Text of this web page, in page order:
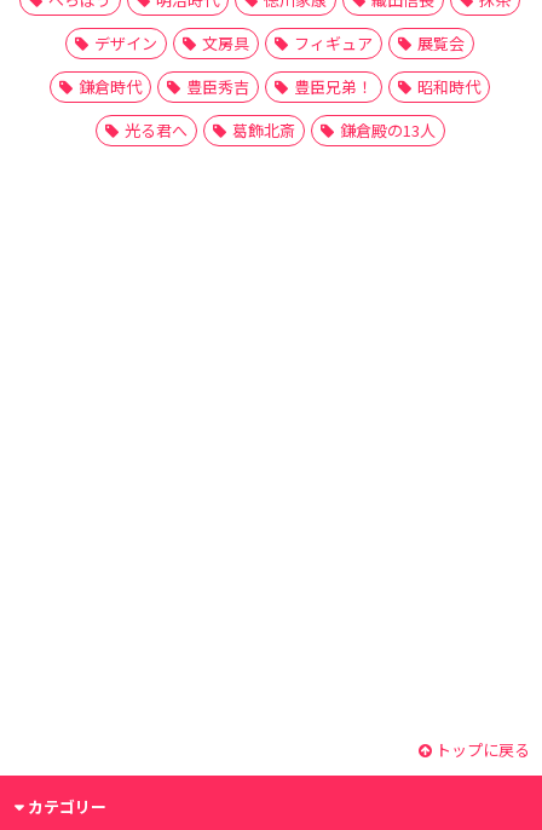
デザイン
文房具 フィギュア
展覧会
鎌倉時代
豊臣秀吉 豊臣兄弟！
昭和時代
光る君へ
葛飾北斎 鎌倉殿の13人
トップに戻る
カテゴリー